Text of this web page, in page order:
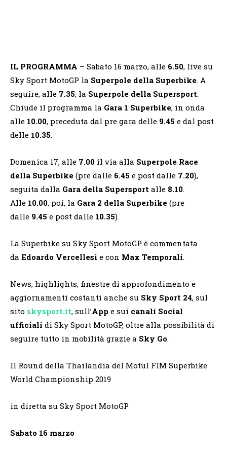
IL PROGRAMMA – Sabato 16 marzo, alle 6.50, live su
Sky Sport MotoGP la Superpole della Superbike. A
seguire, alle 7.35, la Superpole della Supersport.
Chiude il programma la Gara 1 Superbike, in onda
alle 10.00, preceduta dal pre gara delle 9.45 e dal post
delle 10.35.
Domenica 17, alle 7.00 il via alla Superpole Race
della Superbike (pre dalle 6.45 e post dalle 7.20),
seguita dalla Gara della Supersport alle 8.10.
Alle 10.00, poi, la Gara 2 della Superbike (pre
dalle 9.45 e post dalle 10.35).
La Superbike su Sky Sport MotoGP è commentata
da Edoardo Vercellesi e con Max Temporali.
News, highlights, finestre di approfondimento e
aggiornamenti costanti anche su Sky Sport 24, sul
sito skysport.it, sull’App e sui canali Social
ufficiali di Sky Sport MotoGP, oltre alla possibilità di
seguire tutto in mobilità grazie a Sky Go.
Il Round della Thailandia del Motul FIM Superbike
World Championship 2019
in diretta su Sky Sport MotoGP
Sabato 16 marzo